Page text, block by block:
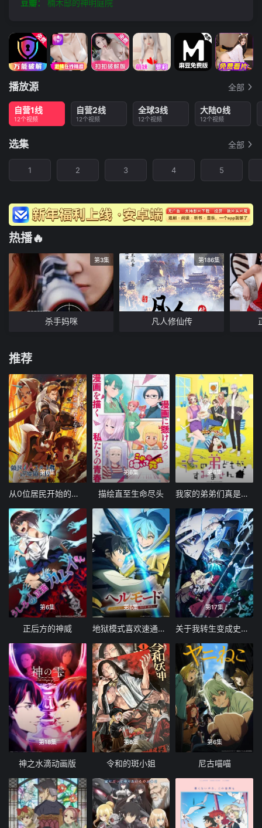
豆瓣：
楠木邸的神明庭院
播放源 全部
自营1线
12个视频
自营2线
12个视频
全球3线
12个视频
大陆0线
12个视频
选集 全部
1 2 3 4 5
热播🔥
第3集
杀手妈咪
第186集
凡人修仙传
推荐
第6集
从0位居民开始的边境领主大人
第6集
描绘直至生命尽头
第6集
我家的弟弟们真是让您费心了
第6集
正后方的神威
第6集
地狱模式喜欢速通游戏的玩家在废设定异世界无双 第二季
第17集
关于我转生变成史莱姆这档事第四季
第18集
神之水滴动画版
第6集
令和的斑小姐
第6集
尼古喵喵